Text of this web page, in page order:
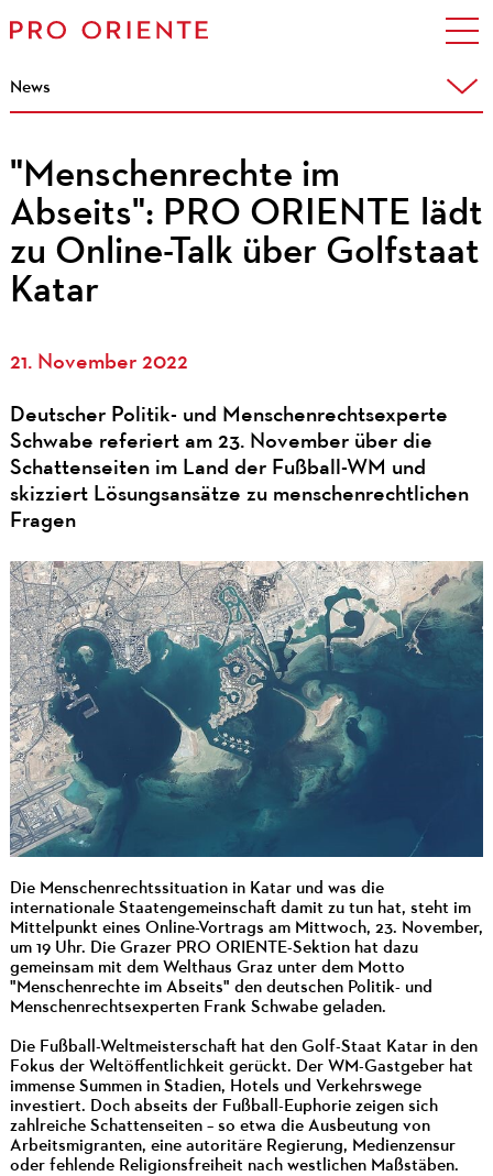
News
"Menschenrechte im
Abseits": PRO ORIENTE lädt
zu Online-Talk über Golfstaat
Katar
21. November 2022
Deutscher Politik- und Menschenrechtsexperte
Schwabe referiert am 23. November über die
Schattenseiten im Land der Fußball-WM und
skizziert Lösungsansätze zu menschenrechtlichen
Fragen
Die Menschenrechtssituation in Katar und was die
internationale Staatengemeinschaft damit zu tun hat, steht im
Mittelpunkt eines Online-Vortrags am Mittwoch, 23. November,
um 19 Uhr. Die Grazer PRO ORIENTE-Sektion hat dazu
gemeinsam mit dem Welthaus Graz unter dem Motto
"Menschenrechte im Abseits" den deutschen Politik- und
Menschenrechtsexperten Frank Schwabe geladen.
Die Fußball-Weltmeisterschaft hat den Golf-Staat Katar in den
Fokus der Weltöffentlichkeit gerückt. Der WM-Gastgeber hat
immense Summen in Stadien, Hotels und Verkehrswege
investiert. Doch abseits der Fußball-Euphorie zeigen sich
zahlreiche Schattenseiten – so etwa die Ausbeutung von
Arbeitsmigranten, eine autoritäre Regierung, Medienzensur
oder fehlende Religionsfreiheit nach westlichen Maßstäben.